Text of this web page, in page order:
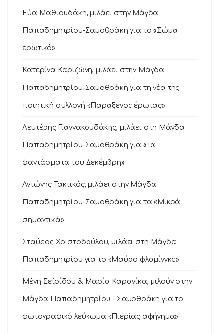
Εύα Μαθιουδάκη, μιλάει στην Μάγδα
Παπαδημητρίου-Σαμοθράκη για το «Σώμα
ερωτικό»
Κατερίνα Καριζώνη, μιλάει στην Μάγδα
Παπαδημητρίου-Σαμοθράκη για τη νέα της
ποιητική συλλογή «Παράξενος έρωτας»
Λευτέρης Γιαννακουδάκης, μιλάει στη Μάγδα
Παπαδημητρίου-Σαμοθράκη για «Τα
φαντάσματα του Δεκέμβρη»
Αντώνης Τακτικός, μιλάει στην Μάγδα
Παπαδημητρίου-Σαμοθράκη για τα «Μικρά
σημαντικά»
Σταύρος Χριστοδούλου, μιλάει στη Μάγδα
Παπαδημητρίου για το «Μαύρο φλαμίνγκο»
Μένη Σεϊρίδου & Μαρία Καρανίκα, μιλούν στην
Μάγδα Παπαδημητρίου - Σαμοθράκη για το
φωτογραφικό λεύκωμα «Πιερίας αφήγημα»